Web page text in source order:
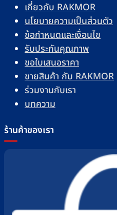
เกี่ยวกับ RAKMOR
นโยบายความเป็นส่วนตัว
ข้อกำหนดและเงื่อนไข
รับประกันคุณภาพ
ขอใบเสนอราคา
ขายสินค้า กับ RAKMOR
ร่วมงานกับเรา
บทความ
ร้านค้าของเรา